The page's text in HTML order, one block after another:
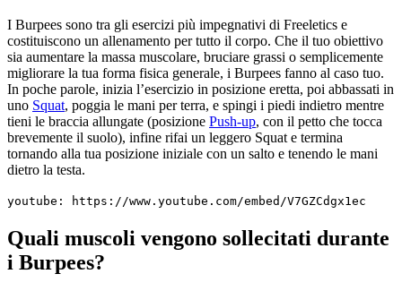
I Burpees sono tra gli esercizi più impegnativi di Freeletics e
costituiscono un allenamento per tutto il corpo. Che il tuo obiettivo
sia aumentare la massa muscolare, bruciare grassi o semplicemente
migliorare la tua forma fisica generale, i Burpees fanno al caso tuo.
In poche parole, inizia l’esercizio in posizione eretta, poi abbassati in
uno Squat, poggia le mani per terra, e spingi i piedi indietro mentre
tieni le braccia allungate (posizione Push-up, con il petto che tocca
brevemente il suolo), infine rifai un leggero Squat e termina
tornando alla tua posizione iniziale con un salto e tenendo le mani
dietro la testa.
youtube: https://www.youtube.com/embed/V7GZCdgx1ec
Quali muscoli vengono sollecitati durante
i Burpees?